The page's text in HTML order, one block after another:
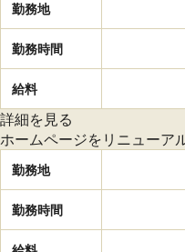
勤務地
勤務時間
給料
詳細を見る
ホームページをリニューア
勤務地
勤務時間